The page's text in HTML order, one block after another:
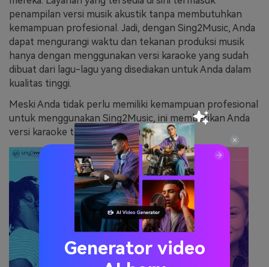
penampilan versi musik akustik tanpa membutuhkan
kemampuan profesional. Jadi, dengan Sing2Music, Anda
dapat mengurangi waktu dan tekanan produksi musik
hanya dengan menggunakan versi karaoke yang sudah
dibuat dari lagu-lagu yang disediakan untuk Anda dalam
kualitas tinggi.
Meski Anda tidak perlu memiliki kemampuan profesional
untuk menggunakan Sing2Music, ini memberikan Anda
versi karaoke terbaik dari lagu.
Generator video